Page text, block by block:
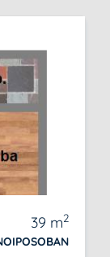
39 m2